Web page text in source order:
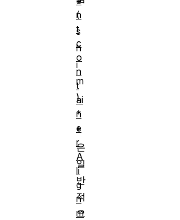
(
s
h
i
m
)
*
*
은
일
반
적
으
n
t
c
o
n
t
ai
n
e
r
A
li
g
n
m